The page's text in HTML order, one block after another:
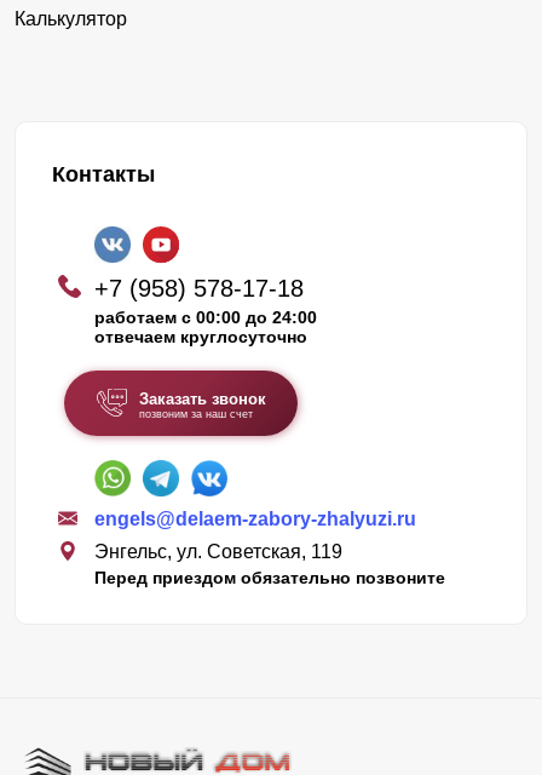
Калькулятор
Контакты
+7 (958) 578-17-18
работаем с 00:00 до 24:00
отвечаем круглосуточно
Заказать звонок
позвоним за наш счет
engels@delaem-zabory-zhalyuzi.ru
Энгельс, ул. Советская, 119
Перед приездом обязательно позвоните